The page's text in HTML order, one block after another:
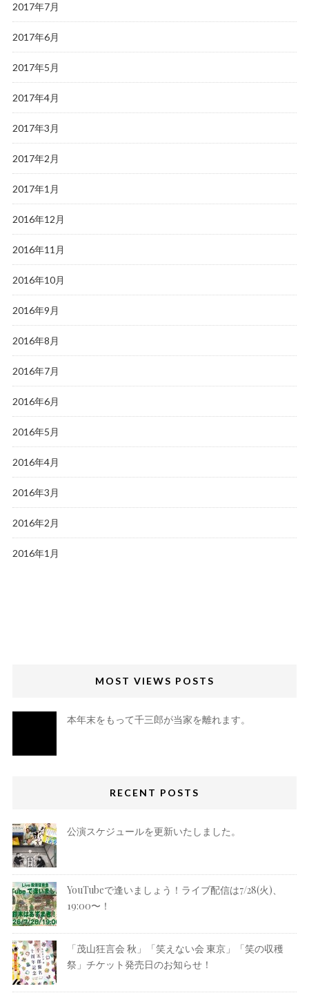
2017年7月
2017年6月
2017年5月
2017年4月
2017年3月
2017年2月
2017年1月
2016年12月
2016年11月
2016年10月
2016年9月
2016年8月
2016年7月
2016年6月
2016年5月
2016年4月
2016年3月
2016年2月
2016年1月
MOST VIEWS POSTS
本年末をもって千三郎が当家を離れます。
RECENT POSTS
公演スケジュールを更新いたしました。
YouTubeで逢いましょう！ライブ配信は7/28(火)、
19:00〜！
「茂山狂言会 秋」「笑えない会 東京」「笑の収穫
祭」チケット発売日のお知らせ！